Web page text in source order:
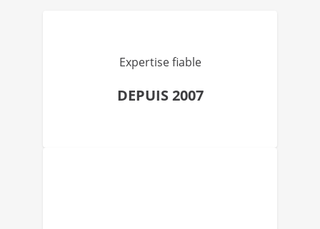
Expertise fiable
DEPUIS 2007